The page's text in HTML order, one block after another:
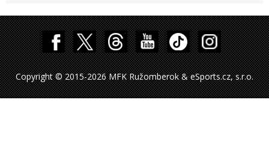
Copyright © 2015-2026 MFK Ružomberok & eSports.cz, s.r.o.